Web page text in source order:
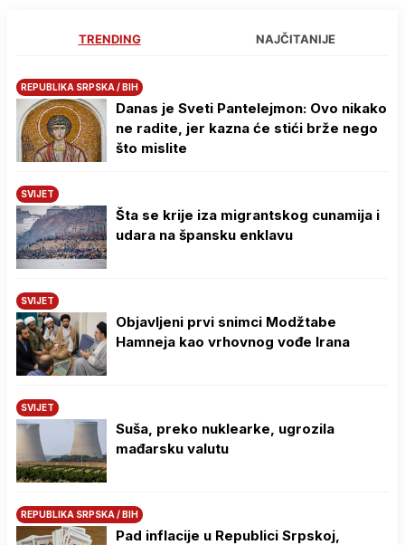
TRENDING NAJČITANIJE
REPUBLIKA SRPSKA / BIH
Danas je Sveti Pantelejmon: Ovo nikako
ne radite, jer kazna će stići brže nego
što mislite
SVIJET
Šta se krije iza migrantskog cunamija i
udara na špansku enklavu
SVIJET
Objavljeni prvi snimci Modžtabe
Hamneja kao vrhovnog vođe Irana
SVIJET
Suša, preko nuklearke, ugrozila
mađarsku valutu
REPUBLIKA SRPSKA / BIH
Pad inflacije u Republici Srpskoj,